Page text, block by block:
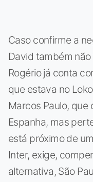
Caso confirme a
David também
Rogério já conta
que estava no
Marcos Paulo, que
Espanha, mas
está próximo de
Inter, exige,
alternativa, São